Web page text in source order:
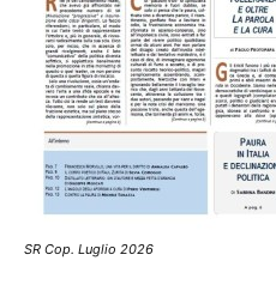
SR Cop. Luglio 2026